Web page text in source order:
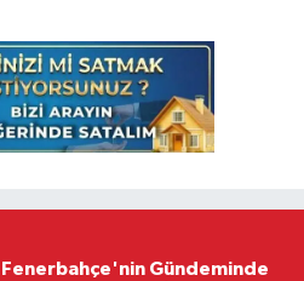
Fenerbahçe'nin Gündeminde